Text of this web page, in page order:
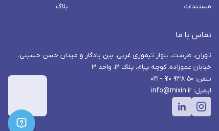
مستندات
بلاگ
تماس با ما
تهران، طرشت، بلوار تیموری غربی، بین یادگار و میدان حسن حسینی،
خیابان عموزاده، کوچه پیام، پلاک ۱۲، واحد ۳
تلفن: ۵۰ ۹۳۸ ۹۱۰ - ۰۲۱
ایمیل: info@mixin.ir